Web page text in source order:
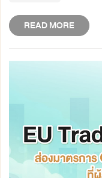
READ MORE